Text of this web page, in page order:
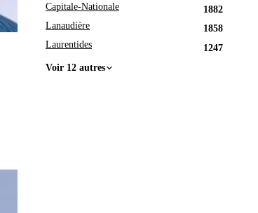
Capitale-Nationale
1882
Lanaudière
1858
Laurentides
1247
Voir 12 autres